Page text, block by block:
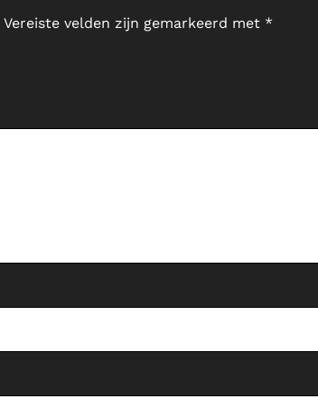
Vereiste velden zijn gemarkeerd met *